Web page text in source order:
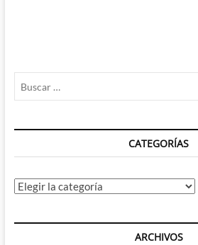
CATEGORÍAS
Categorías
ARCHIVOS